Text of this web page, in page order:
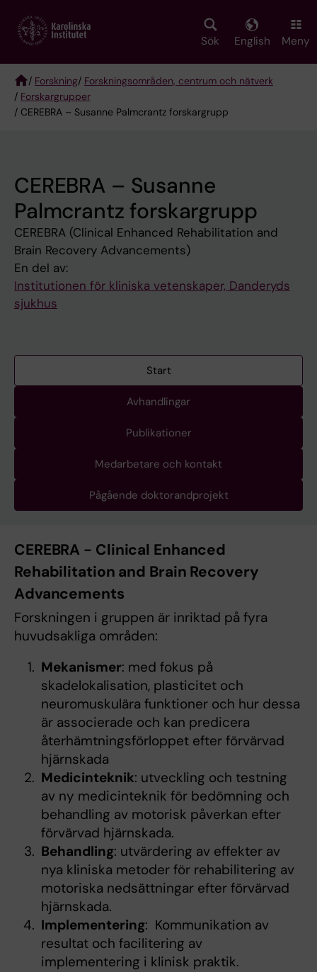
main
Sök English Meny
Breadcrumb
/ Forskning/ Forskningsområden, centrum och nätverk
/ Forskargrupper
/ CEREBRA – Susanne Palmcrantz forskargrupp
CEREBRA – Susanne
Palmcrantz forskargrupp
CEREBRA (Clinical Enhanced Rehabilitation and
Brain Recovery Advancements)
En del av:
Institutionen för kliniska vetenskaper, Danderyds
sjukhus
Start
Avhandlingar
Publikationer
Medarbetare och kontakt
Pågående doktorandprojekt
CEREBRA - Clinical Enhanced
Rehabilitation and Brain Recovery
Advancements
Forskningen i gruppen är inriktad på fyra
huvudsakliga områden:
Mekanismer: med fokus på
skadelokalisation, plasticitet och
neuromuskulära funktioner och hur dessa
är associerade och kan predicera
återhämtningsförloppet efter förvärvad
hjärnskada
Medicinteknik: utveckling och testning
av ny medicinteknik för bedömning och
behandling av motorisk påverkan efter
förvärvad hjärnskada.
Behandling: utvärdering av effekter av
nya kliniska metoder för rehabilitering av
motoriska nedsättningar efter förvärvad
hjärnskada.
Implementering: Kommunikation av
resultat och facilitering av
implementering i klinisk praktik.